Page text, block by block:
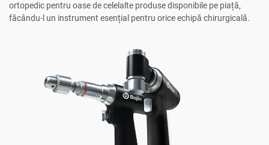
ortopedic pentru oase de celelalte produse disponibile pe piață,
făcându-l un instrument esențial pentru orice echipă chirurgicală.